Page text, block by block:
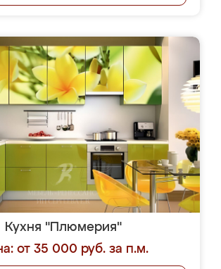
Кухня "Плюмерия"
от 35 000 руб. за п.м.